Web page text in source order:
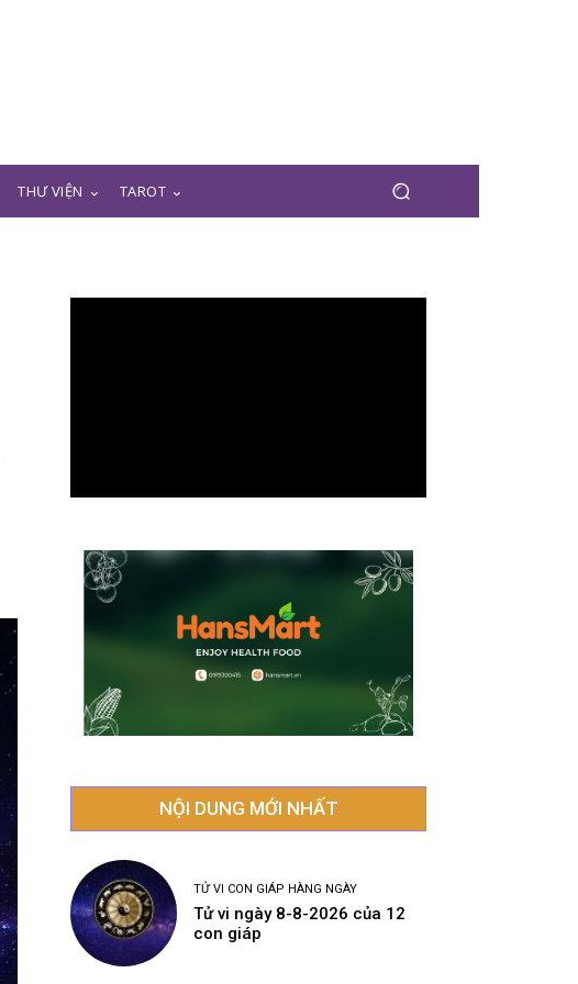
THƯ VIỆN TAROT
NỘI DUNG MỚI NHẤT
TỬ VI CON GIÁP HÀNG NGÀY
Tử vi ngày 8-8-2026 của 12
con giáp